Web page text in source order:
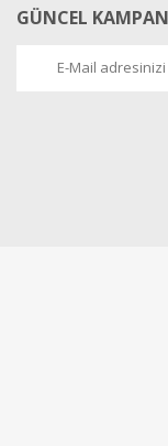
GÜNCEL